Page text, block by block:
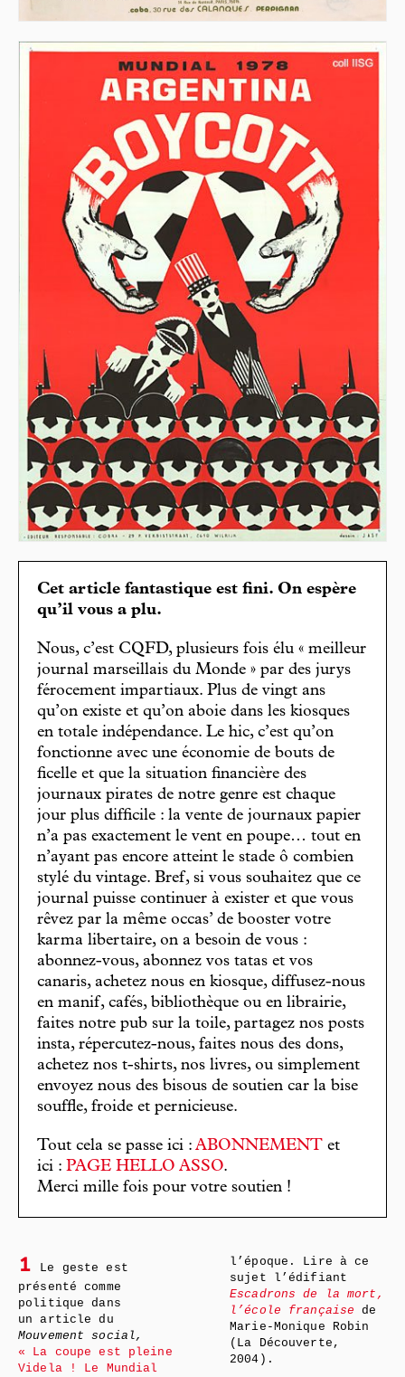
Cet article fantastique est fini. On espère
qu’il vous a plu.
Nous, c’est CQFD, plusieurs fois élu « meilleur
journal marseillais du Monde » par des jurys
férocement impartiaux. Plus de vingt ans
qu’on existe et qu’on aboie dans les kiosques
en totale indépendance. Le hic, c’est qu’on
fonctionne avec une économie de bouts de
ficelle et que la situation financière des
journaux pirates de notre genre est chaque
jour plus difficile : la vente de journaux papier
n’a pas exactement le vent en poupe… tout en
n’ayant pas encore atteint le stade ô combien
stylé du vintage. Bref, si vous souhaitez que ce
journal puisse continuer à exister et que vous
rêvez par la même occas’ de booster votre
karma libertaire, on a besoin de vous :
abonnez-vous, abonnez vos tatas et vos
canaris, achetez nous en kiosque, diffusez-nous
en manif, cafés, bibliothèque ou en librairie,
faites notre pub sur la toile, partagez nos posts
insta, répercutez-nous, faites nous des dons,
achetez nos t-shirts, nos livres, ou simplement
envoyez nous des bisous de soutien car la bise
souffle, froide et pernicieuse.
Tout cela se passe ici : ABONNEMENT et
ici : PAGE HELLO ASSO.
Merci mille fois pour votre soutien !
1
Le geste est
présenté comme
politique dans
un article du
Mouvement social,
« La coupe est pleine
Videla ! Le Mundial
l’époque. Lire à ce
sujet l’édifiant
Escadrons de la mort,
l’école française de
Marie-Monique Robin
(La Découverte,
2004).